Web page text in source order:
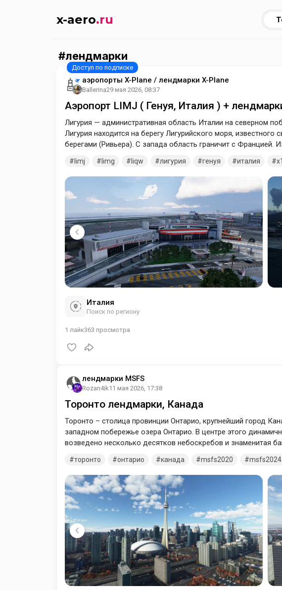
x-aero.ru
лендмарки
аэропорты X-Plane / лендмарки X-Plane
Ballerina29 мая 2026, 08:37
Аэропорт LIMJ ( Генуя, Италия ) +
Лигурия — административная область Италии на северном
Лигурия находится на берегу Лигурийского моря,
берегами (Ривьера). С запада область граничит с Францией.
аэропорт LIMJ - Генуя, аэропорт LIMG - Вилланова-
Для корректного отображения мода расположите папки в
limj limg liqw лигурия генуя италия
Италия
Поиск по региону
1 лайк363 просмотра
лендмарки MSFS
Rozan4ik11 мая 2026, 17:38
Торонто лендмарки, Канада
Торонто – столица провинции Онтарио, крупнейший город
западном побережье озера Онтарио. В центре этого
возведено несколько десятков небоскребов и знаменитая
занимающий площадь 160 гектаров, и Хай-парк с его
зоопарком.
торонто онтарио канада msfs2020 msfs2024